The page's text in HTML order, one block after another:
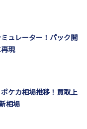
ュレーター！パック開
現
ポケカ相場推移！買取上
相場